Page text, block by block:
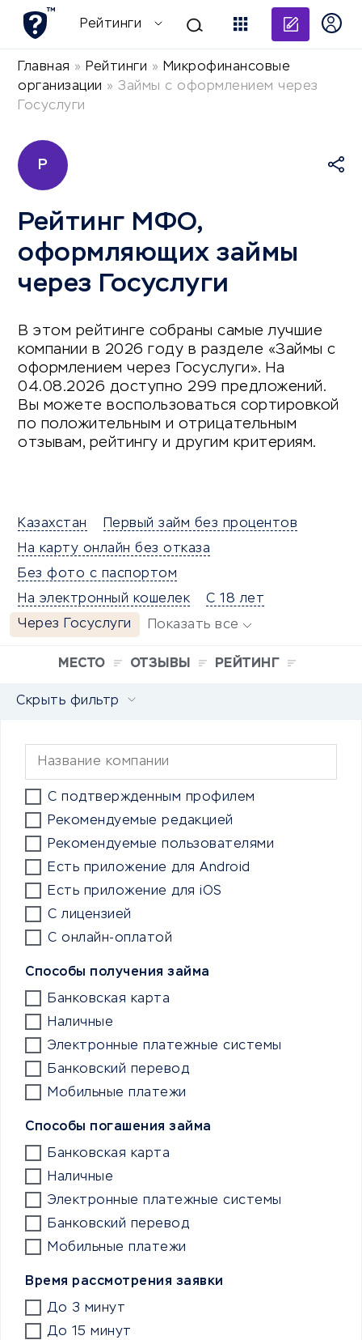
Рейтинги
Главная » Рейтинги » Микрофинансовые
организации » Займы с оформлением через
Госуслуги
Р
Рейтинг МФО,
оформляющих займы
через Госуслуги
В этом рейтинге собраны самые лучшие
компании в 2026 году в разделе «Займы с
оформлением через Госуслуги». На
04.08.2026 доступно 299 предложений.
Вы можете воспользоваться сортировкой
по положительным и отрицательным
отзывам, рейтингу и другим критериям.
Казахстан
Первый займ без процентов
На карту онлайн без отказа
Без фото с паспортом
На электронный кошелек
С 18 лет
Через Госуслуги
Показать все
МЕСТО ОТЗЫВЫ РЕЙТИНГ
Скрыть фильтр
С подтвержденным профилем
Рекомендуемые редакцией
Рекомендуемые пользователями
Есть приложение для Android
Есть приложение для iOS
С лицензией
С онлайн-оплатой
Способы получения займа
Банковская карта
Наличные
Электронные платежные системы
Банковский перевод
Мобильные платежи
Способы погашения займа
Банковская карта
Наличные
Электронные платежные системы
Банковский перевод
Мобильные платежи
Время рассмотрения заявки
До 3 минут
До 15 минут